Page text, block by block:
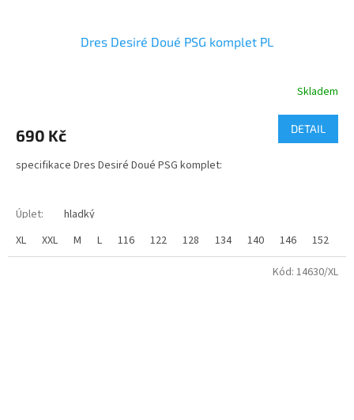
Dres Desiré Doué PSG komplet PL
je
z
Skladem
690 Kč DETAIL
specifikace Dres Desiré Doué PSG komplet:
Úplet:
hladký
Materiál:
100% polyester
Gramáž: 145g/m2
XL XXL M L 116 122 128 134 140 146 152
Kód: 14630/XL